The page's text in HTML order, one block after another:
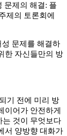
문제의 해결: 플
제의 토론회에
문제를 해결하
한 자신들만의 방
기 전에 미리 방
이어가 안전하게
는 것이 무엇보다
서 양방향 대화가